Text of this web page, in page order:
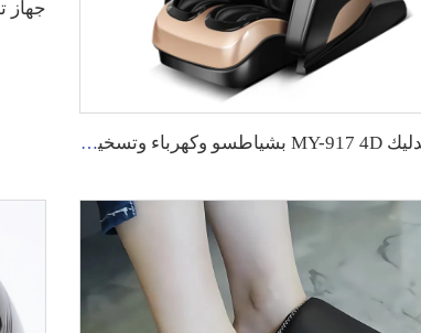
كرسي تدليك MY-917 4D بشياطسو وكهرباء وتسخين وجاذبية صفرية